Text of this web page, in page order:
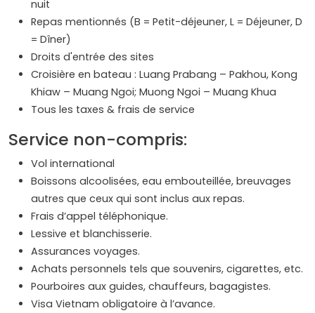
nuit
Repas mentionnés (B = Petit-déjeuner, L = Déjeuner, D
= Dîner)
Droits d'entrée des sites
Croisière en bateau : Luang Prabang – Pakhou, Kong
Khiaw – Muang Ngoi; Muong Ngoi – Muang Khua
Tous les taxes & frais de service
Service non-compris:
Vol international
Boissons alcoolisées, eau embouteillée, breuvages
autres que ceux qui sont inclus aux repas.
Frais d’appel téléphonique.
Lessive et blanchisserie.
Assurances voyages.
Achats personnels tels que souvenirs, cigarettes, etc.
Pourboires aux guides, chauffeurs, bagagistes.
Visa Vietnam obligatoire à l’avance.